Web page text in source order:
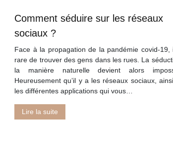
Comment séduire sur les réseaux
sociaux ?
Face à la propagation de la pandémie covid-19,
rare de trouver des gens dans les rues. La
la manière naturelle devient alors
Heureusement qu’il y a les réseaux sociaux,
les différentes applications qui vous…
Lire la suite